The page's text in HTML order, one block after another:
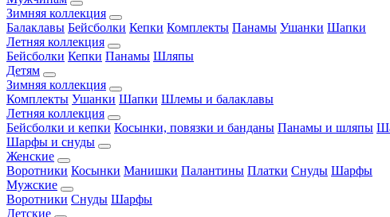
Зимняя коллекция
Балаклавы Бейсболки Кепки Комплекты Панамы Ушанки Шапки
Летняя коллекция
Бейсболки Кепки Панамы Шляпы
Детям
Зимняя коллекция
Комплекты Ушанки Шапки Шлемы и балаклавы
Летняя коллекция
Бейсболки и кепки Косынки, повязки и банданы Панамы и шляпы
Шарфы и снуды
Женские
Воротники Косынки Манишки Палантины Платки Снуды Шарфы
Мужские
Воротники Снуды Шарфы
Детские